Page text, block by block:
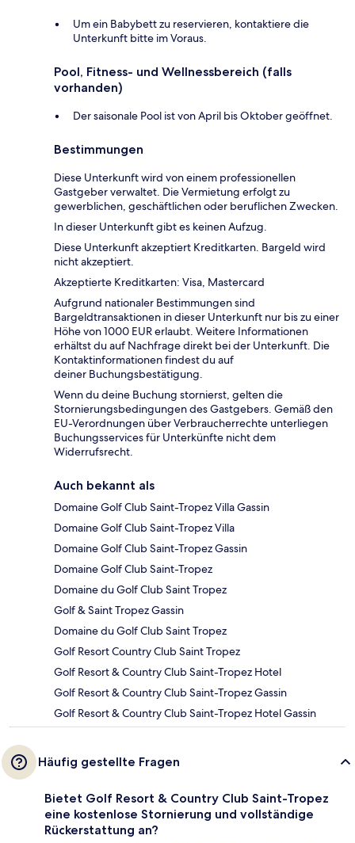
Um ein Babybett zu reservieren, kontaktiere die
Unterkunft bitte im Voraus.
Pool, Fitness- und Wellnessbereich (falls
vorhanden)
Der saisonale Pool ist von April bis Oktober geöffnet.
Bestimmungen
Diese Unterkunft wird von einem professionellen
Gastgeber verwaltet. Die Vermietung erfolgt zu
gewerblichen, geschäftlichen oder beruflichen Zwecken.
In dieser Unterkunft gibt es keinen Aufzug.
Diese Unterkunft akzeptiert Kreditkarten. Bargeld wird
nicht akzeptiert.
Akzeptierte Kreditkarten: Visa, Mastercard
Aufgrund nationaler Bestimmungen sind
Bargeldtransaktionen in dieser Unterkunft nur bis zu einer
Höhe von 1000 EUR erlaubt. Weitere Informationen
erhältst du auf Nachfrage direkt bei der Unterkunft. Die
Kontaktinformationen findest du auf
deiner Buchungsbestätigung.
Wenn du deine Buchung stornierst, gelten die
Stornierungsbedingungen des Gastgebers. Gemäß den
EU-Verordnungen über Verbraucherrechte unterliegen
Buchungsservices für Unterkünfte nicht dem
Widerrufsrecht.
Auch bekannt als
Domaine Golf Club Saint-Tropez Villa Gassin
Domaine Golf Club Saint-Tropez Villa
Domaine Golf Club Saint-Tropez Gassin
Domaine Golf Club Saint-Tropez
Domaine du Golf Club Saint Tropez
Golf & Saint Tropez Gassin
Domaine du Golf Club Saint Tropez
Golf Resort Country Club Saint Tropez
Golf Resort & Country Club Saint-Tropez Hotel
Golf Resort & Country Club Saint-Tropez Gassin
Golf Resort & Country Club Saint-Tropez Hotel Gassin
Häufig gestellte Fragen
Bietet Golf Resort & Country Club Saint-Tropez
eine kostenlose Stornierung und vollständige
Rückerstattung an?